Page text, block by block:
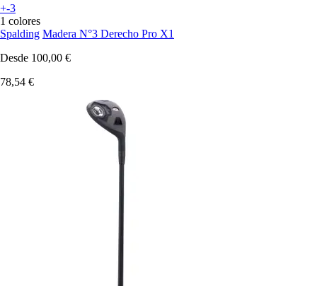
+-3
1 colores
Spalding Madera N°3 Derecho Pro X1
Desde 100,00 €
78,54 €